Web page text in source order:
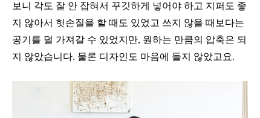
보니 각도 잘 안 잡혀서 꾸깃하게 넣어야 하고 지퍼도 좋
지 않아서 헛손질을 할 때도 있었고 쓰지 않을 때보다는
공기를 덜 가져갈 수 있었지만, 원하는 만큼의 압축은 되
지 않았습니다. 물론 디자인도 마음에 들지 않았고요.